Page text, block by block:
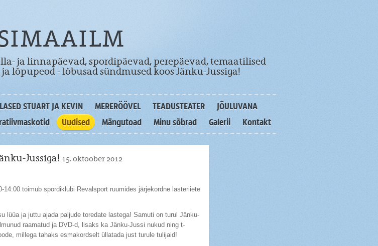
ja linnapäevad, spordipäevad, perepäevad, temaatilised
lõpupeod - lõbusad sündmused koos Jänku-Jussiga!
STUART JA KEVIN MERERÖÖVEL TEADUSTEATER
JÕULUVANA
Uudised Mängutoad Minu sõbrad Galerii Kontakt
Jussiga! 15. oktoober 2012
toimub spordiklubi Revalsport ruumides järjekordne lasteriiete
lüüa ja juttu ajada paljude toredate lastega! Samuti on turul Jänku-
raamatud ja DVD-d, lisaks ka Jänku-Jussi nukud ning t-
millega tahaks esmakordselt üllatada just turule tulijaid!